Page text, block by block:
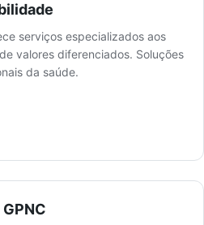
serviços especializados aos
valores diferenciados. Soluções
da saúde.